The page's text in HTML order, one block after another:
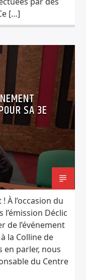
[…]
SA 3E
À l’occasion du
l’émission Déclic
de l’événement
la Colline de
en parler, nous
du Centre